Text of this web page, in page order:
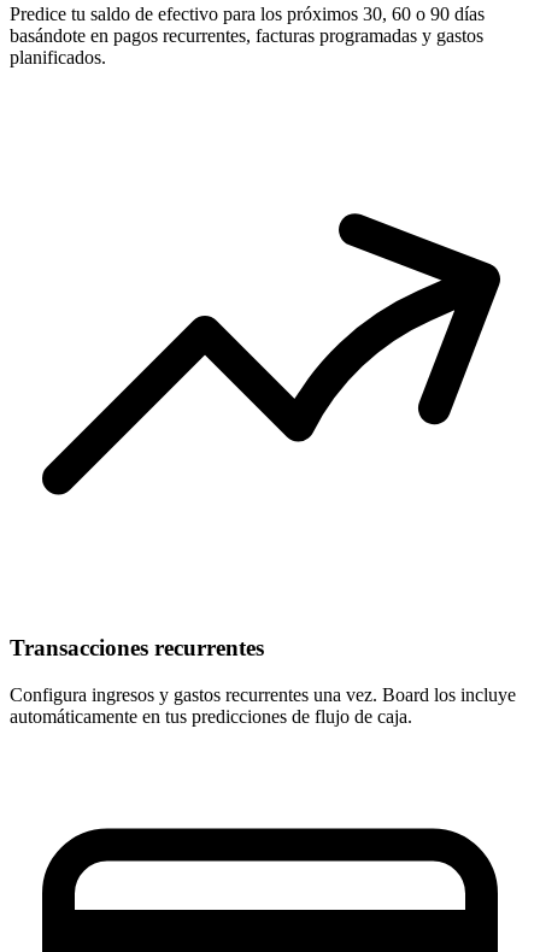
Predice tu saldo de efectivo para los próximos 30, 60 o 90 días
basándote en pagos recurrentes, facturas programadas y gastos
planificados.
Transacciones recurrentes
Configura ingresos y gastos recurrentes una vez. Board los incluye
automáticamente en tus predicciones de flujo de caja.